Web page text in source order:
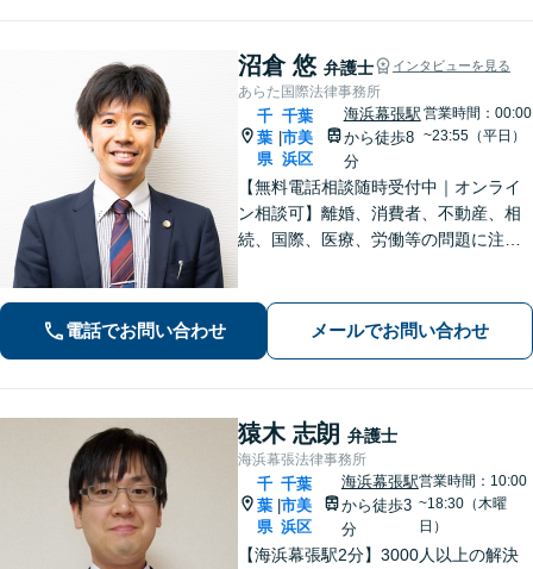
沼倉 悠 弁護士 インタビューを見る
あらた国際法律事務所
千
葉
県
千葉
市美
浜区
海浜幕張駅
から徒歩8
分
営業時間：00:00
~23:55（平日）
【無料電話相談随時受付中｜オンライ
ン相談可】離婚、消費者、不動産、相
続、国際、医療、労働等の問題に注力
応を心がけ、他事務所で難しいと言わ
れた事案も依頼者と二人三脚で解決に
電話でお問い合わせ メールでお問い合わせ
猿木 志朗 弁護士
海浜幕張法律事務所
千
葉
県
|
千葉
市美
浜区
海浜幕張駅
から徒歩3
分
営業時間：10:00
~18:30（木曜
日）
【海浜幕張駅2分】3000人以上の解決